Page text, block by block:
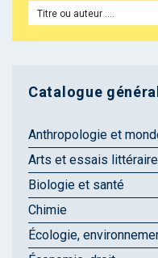
Catalogue général
Anthropologie et
Arts et essais
Biologie et santé
Chimie
Écologie,